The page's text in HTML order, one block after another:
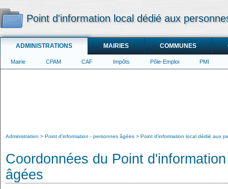
Point d'information local dédié aux
ADMINISTRATIONS MAIRIES COMMUNES
Mairie CPAM CAF Impôts Pôle-Emploi PMI
Administration Point d'information - personnes âgées Point d'information local dédié aux
Coordonnées du Point
âgées